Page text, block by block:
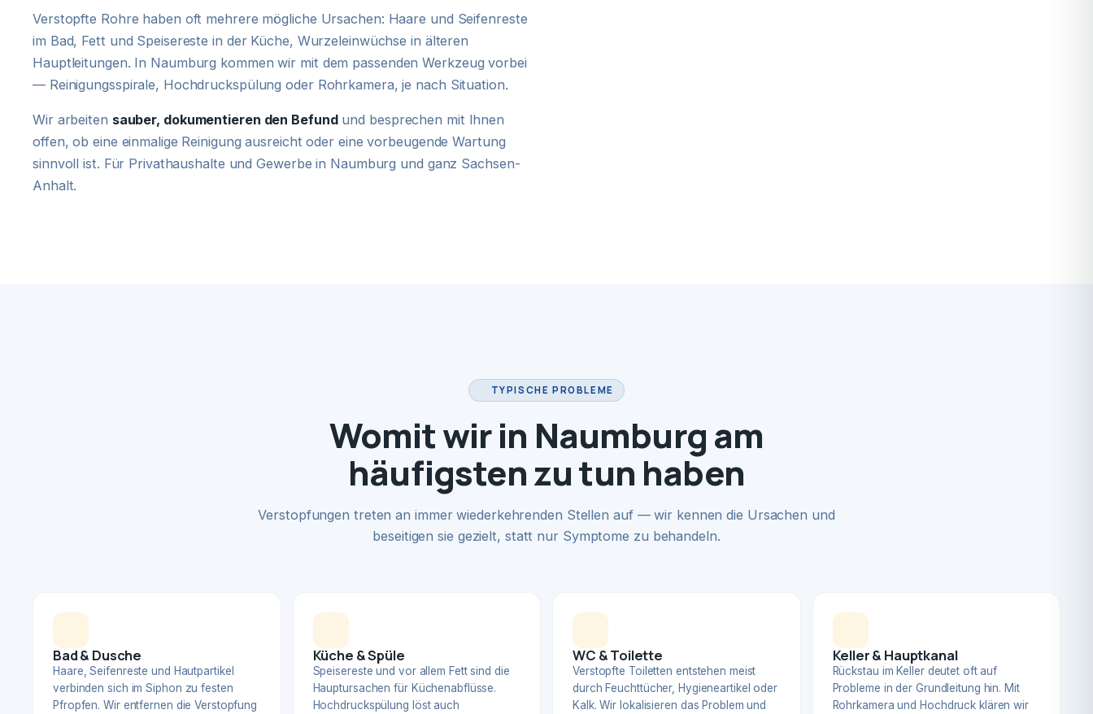
Verstopfte Rohre haben oft mehrere mögliche Ursachen: Haare und Seifenreste
im Bad, Fett und Speisereste in der Küche, Wurzeleinwüchse in älteren
Hauptleitungen. In Naumburg kommen wir mit dem passenden Werkzeug vorbei
— Reinigungsspirale, Hochdruckspülung oder Rohrkamera, je nach Situation.
Wir arbeiten sauber, dokumentieren den Befundund besprechen mit Ihnen
offen, ob eine einmalige Reinigung ausreicht oder eine vorbeugende Wartung
sinnvoll ist. Für Privathaushalte und Gewerbe in Naumburg und ganz Sachsen-
Anhalt.
TYPISCHE PROBLEME
Womit wir in Naumburg am
häufigsten zu tun haben
Verstopfungen treten an immer wiederkehrenden Stellen auf — wir kennen die Ursachen und
beseitigen sie gezielt, statt nur Symptome zu behandeln.
Bad & Dusche
Haare, Seifenreste und Hautpartikel
verbinden sich im Siphon zu festen
Pfropfen. Wir entfernen die Verstopfung
Küche & Spüle
Speisereste und vor allem Fett sind die
Hauptursachen für Küchenabflüsse.
Hochdruckspülung löst auch
WC & Toilette
Verstopfte Toiletten entstehen meist
durch Feuchttücher, Hygieneartikel oder
Kalk. Wir lokalisieren das Problem und
Keller & Hauptkanal
Rückstau im Keller deutet oft auf
Probleme in der Grundleitung hin. Mit
Rohrkamera und Hochdruck klären wir